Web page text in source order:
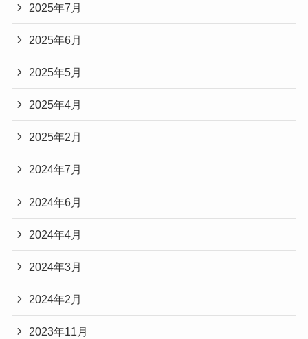
2025年7月
2025年6月
2025年5月
2025年4月
2025年2月
2024年7月
2024年6月
2024年4月
2024年3月
2024年2月
2023年11月